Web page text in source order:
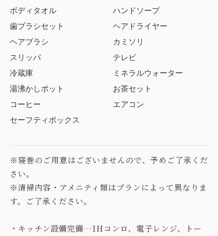
ボディタオル
ハンドソープ
歯ブラシセット
ヘアドライヤー
ヘアブラシ
カミソリ
スリッパ
テレビ
冷蔵庫
ミネラルウォーター
湯沸かしポット
お茶セット
コーヒー
エアコン
セーフティボックス
※寝巻のご用意はございませんので、予めご了承くだ
さい。
※清掃内容・アメニティ類はプランによって異なりま
す。ご了承ください。
・キッチン設備完備…IHコンロ、電子レンジ、トー